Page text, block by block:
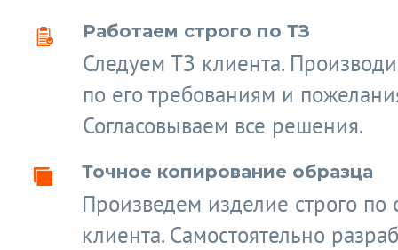
Работаем строго по ТЗ
Следуем ТЗ клиента.
по его требованиям и
Согласовываем все решения.
Точное копирование образца
Произведем изделие строго по
клиента. Самостоятельно